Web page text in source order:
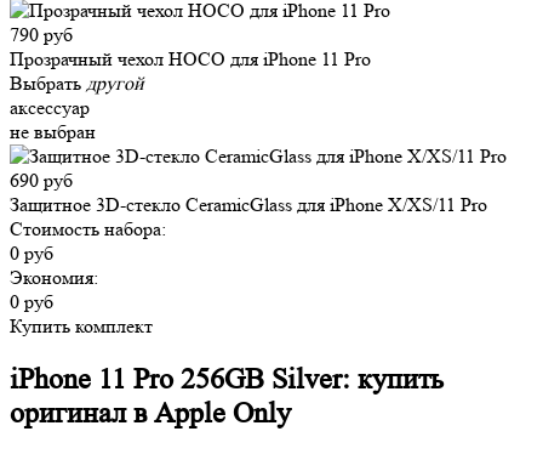
790 руб
Прозрачный чехол HOCO для iPhone 11 Pro
Выбрать другой
аксессуар
не выбран
690 руб
Защитное 3D-стекло CeramicGlass для iPhone X/XS/11 Pro
Стоимость набора:
0 руб
Экономия:
0 руб
Купить комплект
iPhone 11 Pro 256GB Silver: купить
оригинал в Apple Only